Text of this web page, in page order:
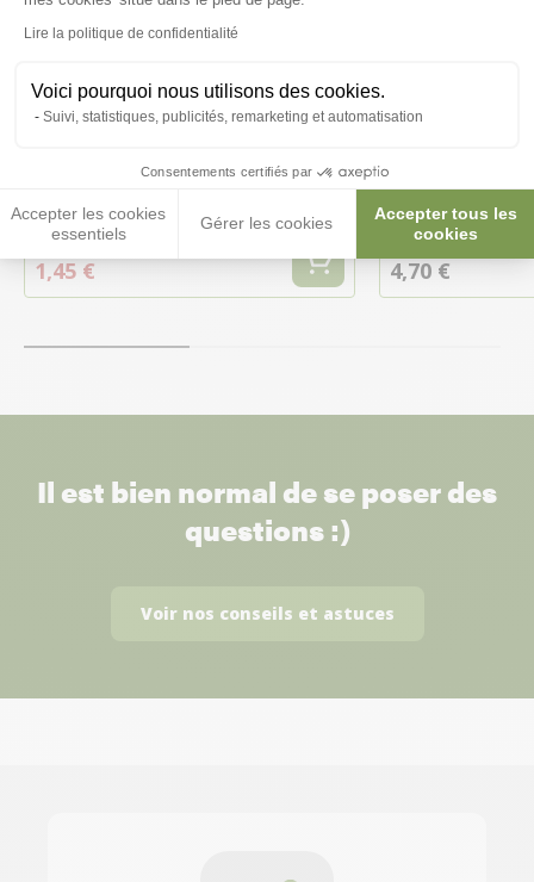
Lire la politique de confidentialité
Voici pourquoi nous utilisons des cookies.
Suivi, statistiques, publicités, remarketing et automatisation
Consentements certifiés par
Accepter les cookies
essentiels
Gérer les cookies
Accepter tous les
cookies
2,90 €
1,45 €
29,00 €/L
4,70 €
Il est bien normal de se poser des
questions :)
Voir nos conseils et astuces